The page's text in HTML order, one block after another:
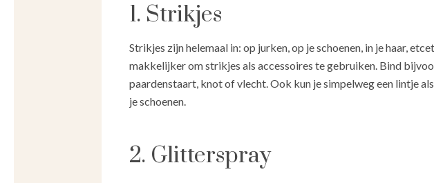
1. Strikjes
Strikjes zijn helemaal in: op jurken, op je schoenen, in je haar,
makkelijker om strikjes als accessoires te gebruiken. Bind
paardenstaart, knot of vlecht. Ook kun je simpelweg een lintje
je schoenen.
2. Glitterspray